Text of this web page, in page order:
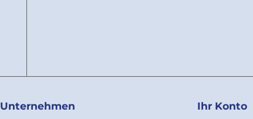
Unternehmen Ihr Konto